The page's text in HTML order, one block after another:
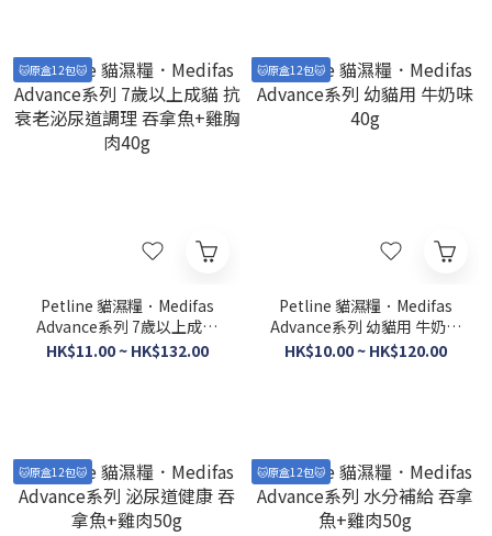
🐱原盒12包🐱
Petline 貓濕糧．Medifas
Advance系列 7歲以上成貓
抗衰老泌尿道調理 吞拿魚
HK$11.00 ~ HK$132.00
🐱原盒12包🐱
Petline 貓濕糧．Medifas
Advance系列 幼貓用 牛奶味
40g
HK$10.00 ~ HK$120.00
🐱原盒12包🐱 🐱原盒12包🐱